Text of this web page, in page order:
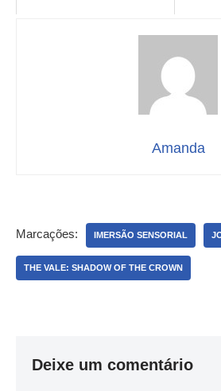
Amanda
Marcações: IMERSÃO SENSORIAL
THE VALE: SHADOW OF THE CROWN
Deixe um comentário